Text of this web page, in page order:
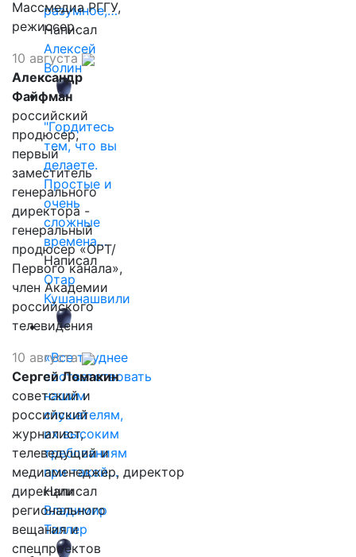
разумное,…
Написал
Алексей
Волин
"Гордитесь
тем, что вы
делаете.
Простые и
очень
сложные
времена…
Написал
Отар
Кушанашвили
«Все труднее
соответствовать
нашим
слушателям,
их высоким
требованиям
при такой…
Написал
Владимир
Таллер
Массмедиа РГГУ,
режиссер.
10 августа
Александр
Файфман
российский
продюсер,
первый
заместитель
генерального
директора -
генеральный
продюсер «ОРТ/
Первого канала»,
член Академии
российского
телевидения
10 августа
Сергей Ломакин
советский и
российский
журналист,
телеведущий и
медиаменеджер, директор
дирекции
регионального
вещания и
спецпроектов